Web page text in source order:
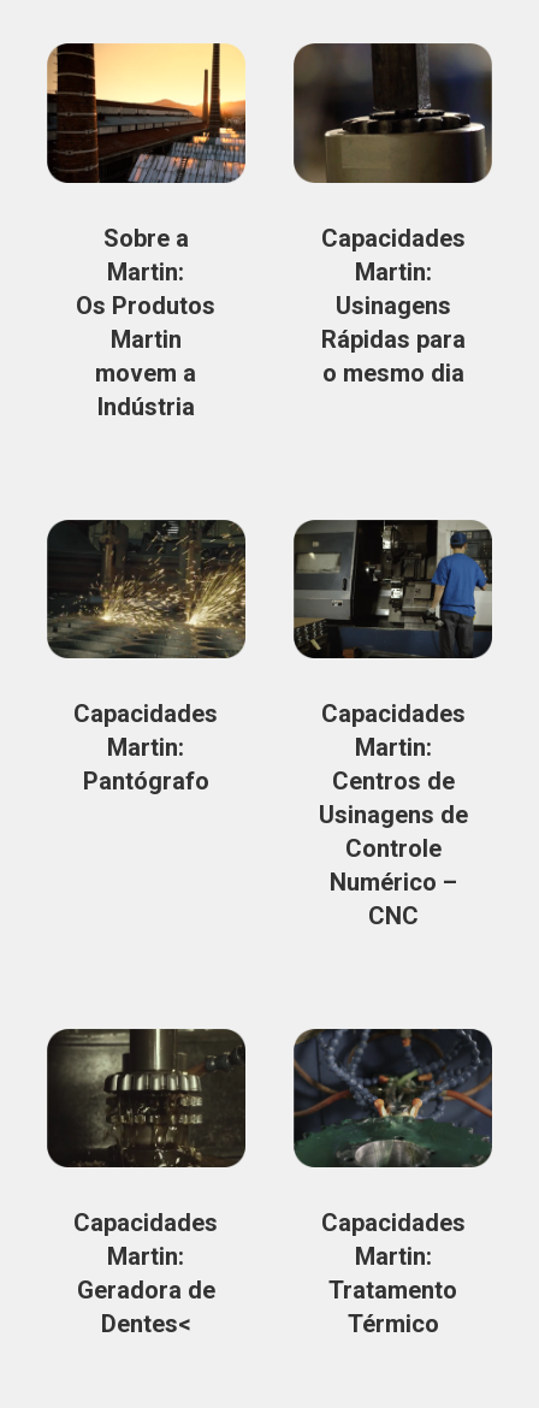
Sobre a
Martin:
Os Produtos
Martin
movem a
Indústria
Capacidades
Martin:
Usinagens
Rápidas para
o mesmo dia
Capacidades
Martin:
Pantógrafo
Capacidades
Martin:
Centros de
Usinagens de
Controle
Numérico –
CNC
Capacidades
Martin:
Geradora de
Dentes<
Capacidades
Martin:
Tratamento
Térmico